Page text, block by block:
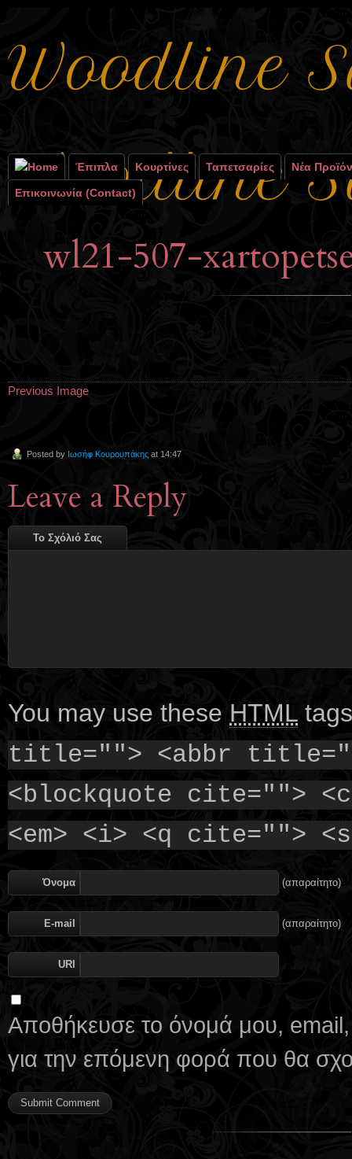
Έπιπλα Κουρτίνες Ταπετσαρίες Νέα
Επικοινωνία (contact)
wl21-507-
Previous Image
Posted by Ιωσήφ Κουρουπάκης at 14:47
Leave a Reply
Το Σχόλιό Σας
You may use these HTML
title=""> <abbr
<blockquote cite="">
<em> <i> <q cite="">
Όνομα (απαραίτητο)
E-mail (απαραίτητο)
URI
Αποθήκευσε το όνομά μου, email,
για την επόμενη φορά που θα